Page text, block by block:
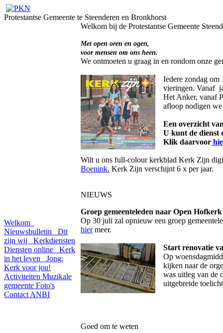
Protestantse Gemeente te Steenderen en Bronkhorst
Welkom
Nieuwsbulletin
Dit
zijn wij
Kerkdiensten
Diensten online
Kerk
in het leven
Jong:
Kerk voor jou!
Activiteiten Muzikale
gemeente Foto's
Contact ANBI
Welkom bij de Protestantse Gemeente
Met open oren en ogen,
voor mensen om ons heen.
We ontmoeten u graag in en rondom onze
Iedere zondag
vieringen. Vanaf
Het Anker, vanaf
afloop nodigen
Een overzicht
U kunt de dienst
Klik daarvoor
Wilt u ons full-colour kerkblad Kerk Zijn
Boenink. Kerk Zijn verschijnt 6 x per jaar.
NIEUWS
Groep gemeenteleden naar Open
Op 30 juli zal opnieuw een groep
hiermeer.
Start renovatie
Op
kijken naar de
was uitleg van de
uitgebreide
Goed om te weten